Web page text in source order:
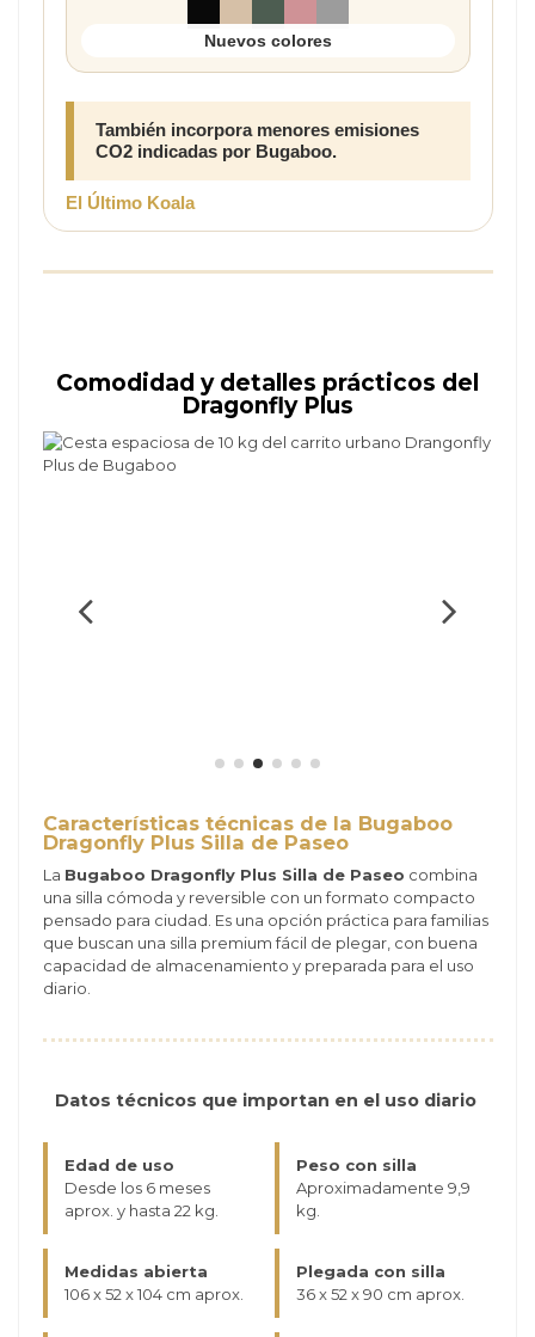
Nuevos colores
También incorpora menores emisiones
CO2 indicadas por Bugaboo.
El Último Koala
Comodidad y detalles prácticos del
Dragonfly Plus
Características técnicas de la Bugaboo
Dragonfly Plus Silla de Paseo
La Bugaboo Dragonfly Plus Silla de Paseo combina
una silla cómoda y reversible con un formato compacto
pensado para ciudad. Es una opción práctica para familias
que buscan una silla premium fácil de plegar, con buena
capacidad de almacenamiento y preparada para el uso
diario.
Datos técnicos que importan en el uso diario
Edad de uso
Desde los 6 meses
aprox. y hasta 22 kg.
Peso con silla
Aproximadamente 9,9
kg.
Medidas abierta
106 x 52 x 104 cm aprox.
Plegada con silla
36 x 52 x 90 cm aprox.